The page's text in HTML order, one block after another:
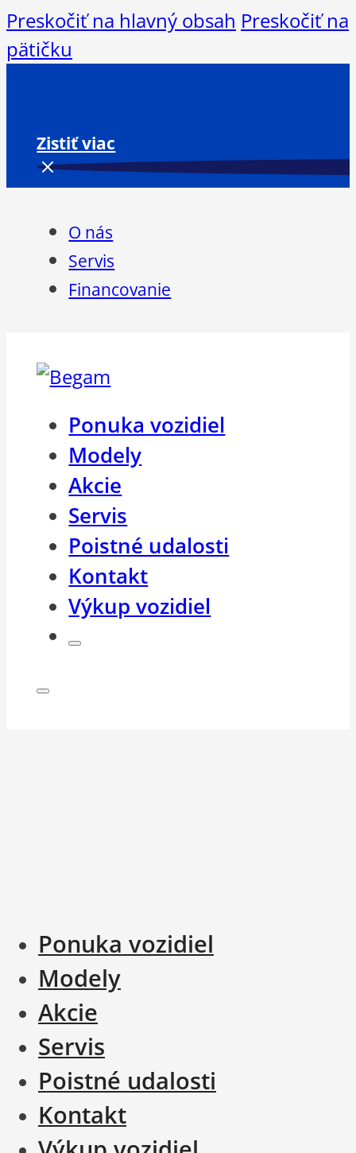
Preskočiť na hlavný obsah Preskočiť na
pätičku
Zistiť viac
O nás
Servis
Financovanie
Ponuka vozidiel
Modely
Akcie
Servis
Poistné udalosti
Kontakt
Výkup vozidiel
Ponuka vozidiel
Modely
Akcie
Servis
Poistné udalosti
Kontakt